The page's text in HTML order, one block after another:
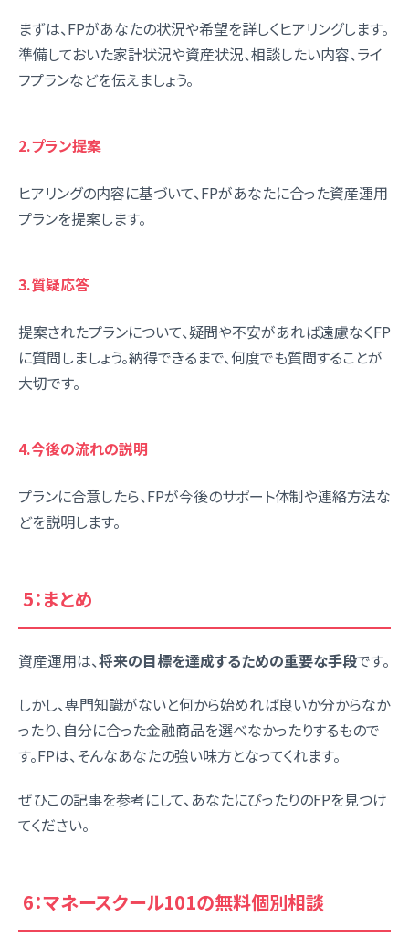
まずは、FPがあなたの状況や希望を詳しくヒアリングします。
準備しておいた家計状況や資産状況、相談したい内容、ライ
フプランなどを伝えましょう。
2.プラン提案
ヒアリングの内容に基づいて、FPがあなたに合った資産運用
プランを提案します。
3.質疑応答
提案されたプランについて、疑問や不安があれば遠慮なくFP
に質問しましょう。納得できるまで、何度でも質問することが
大切です。
4.今後の流れの説明
プランに合意したら、FPが今後のサポート体制や連絡方法な
どを説明します。
5：まとめ
資産運用は、将来の目標を達成するための重要な手段です。
しかし、専門知識がないと何から始めれば良いか分からなか
ったり、自分に合った金融商品を選べなかったりするもので
す。FPは、そんなあなたの強い味方となってくれます。
ぜひこの記事を参考にして、あなたにぴったりのFPを見つけ
てください。
6：マネースクール101の無料個別相談